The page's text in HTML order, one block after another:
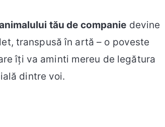
tău de companie devine
transpusă în artă – o poveste
îți va aminti mereu de legătura
dintre voi.